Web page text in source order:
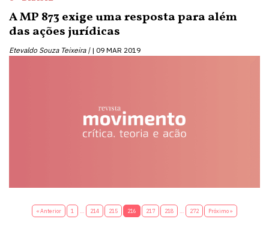
A MP 873 exige uma resposta para além
das ações jurídicas
Etevaldo Souza Teixeira | 09 MAR 2019
« Anterior 1 214 215 216 217 218 272 Próximo »